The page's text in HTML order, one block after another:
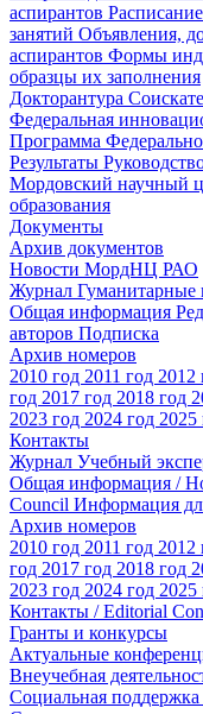
аспирантов
занятий Объявления,
аспирантов Формы
образцы их заполнения
Докторантура
Федеральная
Программа
Результаты
Мордовский научный
образования
Документы
Архив документов
Новости МордНЦ РАО
Журнал Гуманитарные
Общая информация
авторов Подписка
Архив номеров
2010 год 2011 год 2012
год 2017 год 2018 год
2023 год 2024 год 2025
Контакты
Журнал Учебный
Общая информация /
Council Информация
Архив номеров
2010 год 2011 год 2012
год 2017 год 2018 год
2023 год 2024 год 2025
Контакты / Editorial
Гранты и конкурсы
Актуальные
Внеучебная
Социальная